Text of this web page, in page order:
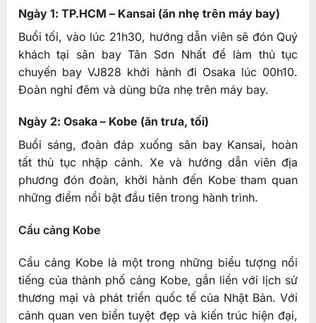
Ngày 1: TP.HCM – Kansai (ăn nhẹ trên máy bay)
Buổi tối, vào lúc 21h30, hướng dẫn viên sẽ đón Quý
khách tại sân bay Tân Sơn Nhất để làm thủ tục
chuyến bay VJ828 khởi hành đi Osaka lúc 00h10.
Đoàn nghỉ đêm và dùng bữa nhẹ trên máy bay.
Ngày 2: Osaka – Kobe (ăn trưa, tối)
Buổi sáng, đoàn đáp xuống sân bay Kansai, hoàn
tất thủ tục nhập cảnh. Xe và hướng dẫn viên địa
phương đón đoàn, khởi hành đến Kobe tham quan
những điểm nổi bật đầu tiên trong hành trình.
Cầu cảng Kobe
Cầu cảng Kobe là một trong những biểu tượng nổi
tiếng của thành phố cảng Kobe, gắn liền với lịch sử
thương mại và phát triển quốc tế của Nhật Bản. Với
cảnh quan ven biển tuyệt đẹp và kiến trúc hiện đại,